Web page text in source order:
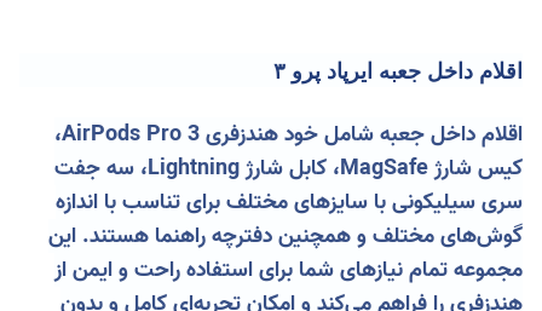
اقلام داخل جعبه ایرپاد پرو ۳
اقلام داخل جعبه شامل خود هندزفری AirPods Pro 3،
کیس شارژ MagSafe، کابل شارژ Lightning، سه جفت
سری سیلیکونی با سایزهای مختلف برای تناسب با اندازه
گوش‌های مختلف و همچنین دفترچه راهنما هستند. این
مجموعه تمام نیازهای شما برای استفاده راحت و ایمن از
هندزفری را فراهم می‌کند و امکان تجربه‌ای کامل و بدون